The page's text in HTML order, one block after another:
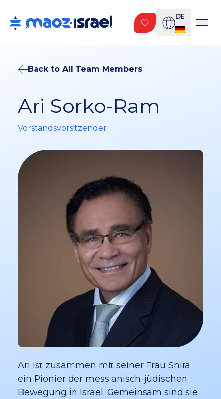
DE
Back to All Team Members
Ari Sorko-Ram
Vorstandsvorsitzender
Ari ist zusammen mit seiner Frau Shira
ein Pionier der messianisch-jüdischen
Bewegung in Israel. Gemeinsam sind sie